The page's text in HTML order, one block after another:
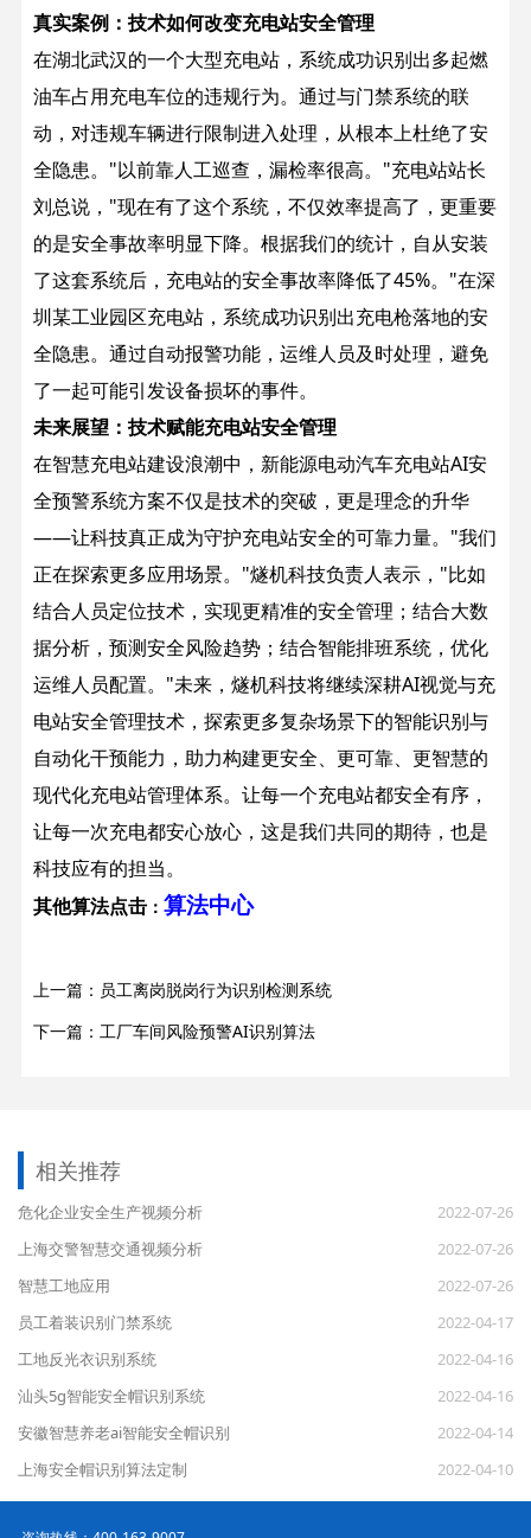
真实案例：技术如何改变充电站安全管理
在湖北武汉的一个大型充电站，系统成功识别出多起燃
油车占用充电车位的违规行为。通过与门禁系统的联
动，对违规车辆进行限制进入处理，从根本上杜绝了安
全隐患。 "以前靠人工巡查，漏检率很高。"充电站站长
刘总说，"现在有了这个系统，不仅效率提高了，更重要
的是安全事故率明显下降。根据我们的统计，自从安装
了这套系统后，充电站的安全事故率降低了45%。"在深
圳某工业园区充电站，系统成功识别出充电枪落地的安
全隐患。通过自动报警功能，运维人员及时处理，避免
了一起可能引发设备损坏的事件。
未来展望：技术赋能充电站安全管理
在智慧充电站建设浪潮中，新能源电动汽车充电站AI安
全预警系统方案不仅是技术的突破，更是理念的升华
——让科技真正成为守护充电站安全的可靠力量。 "我们
正在探索更多应用场景。"燧机科技负责人表示，"比如
结合人员定位技术，实现更精准的安全管理；结合大数
据分析，预测安全风险趋势；结合智能排班系统，优化
运维人员配置。"未来，燧机科技将继续深耕AI视觉与充
电站安全管理技术，探索更多复杂场景下的智能识别与
自动化干预能力，助力构建更安全、更可靠、更智慧的
现代化充电站管理体系。让每一个充电站都安全有序，
让每一次充电都安心放心，这是我们共同的期待，也是
科技应有的担当。
其他算法点击： 算法中心
上一篇：员工离岗脱岗行为识别检测系统
下一篇：工厂车间风险预警AI识别算法
相关推荐
危化企业安全生产视频分析
2022-07-26
上海交警智慧交通视频分析
2022-07-26
智慧工地应用
2022-07-26
员工着装识别门禁系统
2022-04-17
工地反光衣识别系统
2022-04-16
汕头5g智能安全帽识别系统
2022-04-16
安徽智慧养老ai智能安全帽识别
2022-04-14
上海安全帽识别算法定制
2022-04-10